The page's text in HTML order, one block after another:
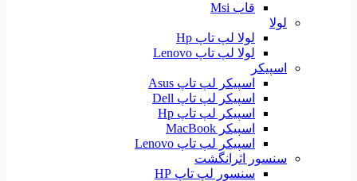
قاب Msi
لولا
لولا لپ تاپ Hp
لولا لپ تاپ Lenovo
اسپیکر
اسپیکر لپ تاپ Asus
اسپیکر لپ تاپ Dell
اسپیکر لپ تاپ Hp
اسپیکر MacBook
اسپیکر لپ تاپ Lenovo
سنسور اثرانگشت
سنسور لپ تاپ HP